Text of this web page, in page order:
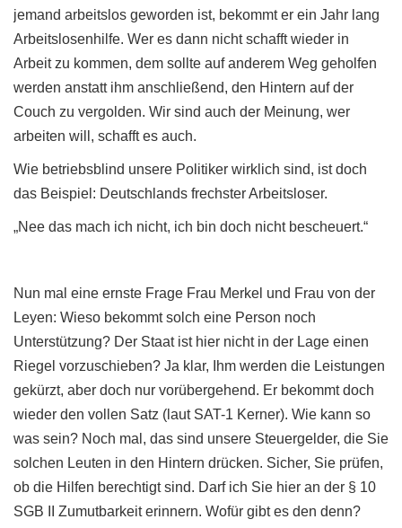
jemand arbeitslos geworden ist, bekommt er ein Jahr lang
Arbeitslosenhilfe. Wer es dann nicht schafft wieder in
Arbeit zu kommen, dem sollte auf anderem Weg geholfen
werden anstatt ihm anschließend, den Hintern auf der
Couch zu vergolden. Wir sind auch der Meinung, wer
arbeiten will, schafft es auch.
Wie betriebsblind unsere Politiker wirklich sind, ist doch
das Beispiel: Deutschlands frechster Arbeitsloser.
„Nee das mach ich nicht, ich bin doch nicht bescheuert.“
Nun mal eine ernste Frage Frau Merkel und Frau von der
Leyen: Wieso bekommt solch eine Person noch
Unterstützung? Der Staat ist hier nicht in der Lage einen
Riegel vorzuschieben? Ja klar, Ihm werden die Leistungen
gekürzt, aber doch nur vorübergehend. Er bekommt doch
wieder den vollen Satz (laut SAT-1 Kerner). Wie kann so
was sein? Noch mal, das sind unsere Steuergelder, die Sie
solchen Leuten in den Hintern drücken. Sicher, Sie prüfen,
ob die Hilfen berechtigt sind. Darf ich Sie hier an der § 10
SGB II Zumutbarkeit erinnern. Wofür gibt es den denn?